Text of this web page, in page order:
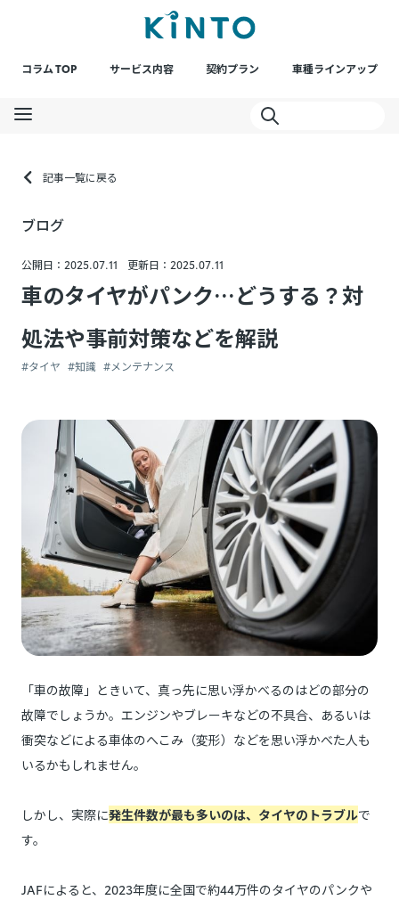
コラム TOP サービス内容 契約プラン 車種ラインアップ
記事一覧に戻る
ブログ
公開日：2025.07.11 更新日：2025.07.11
車のタイヤがパンク…どうする？対
処法や事前対策などを解説
#タイヤ #知識 #メンテナンス
「車の故障」ときいて、真っ先に思い浮かべるのはどの部分の
故障でしょうか。エンジンやブレーキなどの不具合、あるいは
衝突などによる車体のへこみ（変形）などを思い浮かべた人も
いるかもしれません。
しかし、実際に発生件数が最も多いのは、タイヤのトラブルで
す。
JAFによると、2023年度に全国で約44万件のタイヤのパンクや